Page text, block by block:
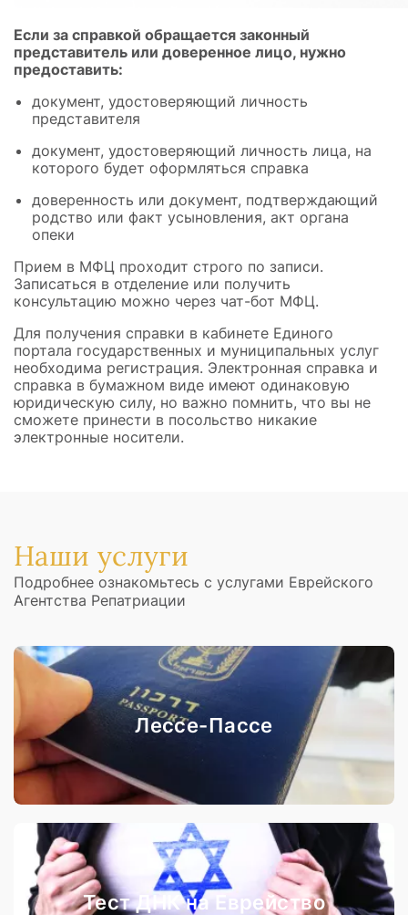
Если за справкой обращается законный
представитель или доверенное лицо, нужно
предоставить:
документ, удостоверяющий личность
представителя
документ, удостоверяющий личность лица, на
которого будет оформляться справка
доверенность или документ, подтверждающий
родство или факт усыновления, акт органа
опеки
Прием в МФЦ проходит строго по записи.
Записаться в отделение или получить
консультацию можно через чат-бот МФЦ.
Для получения справки в кабинете Единого
портала государственных и муниципальных услуг
необходима регистрация. Электронная справка и
справка в бумажном виде имеют одинаковую
юридическую силу, но важно помнить, что вы не
сможете принести в посольство никакие
электронные носители.
Наши услуги
Подробнее ознакомьтесь с услугами Еврейского
Агентства Репатриации
Лессе-Пассе
Тест ДНК на Еврейство